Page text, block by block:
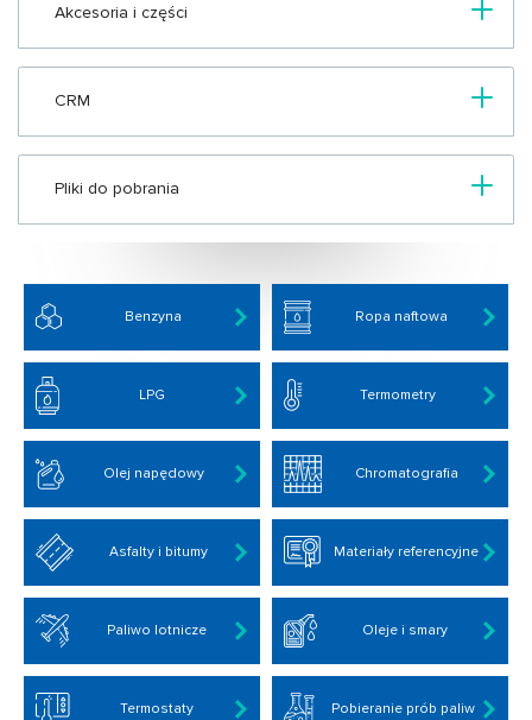
Akcesoria i części
CRM
Pliki do pobrania
Benzyna Ropa naftowa
LPG Termometry
Olej napędowy Chromatografia
Asfalty i bitumy Materiały referencyjne
Paliwo lotnicze Oleje i smary
Termostaty Pobieranie prób paliw